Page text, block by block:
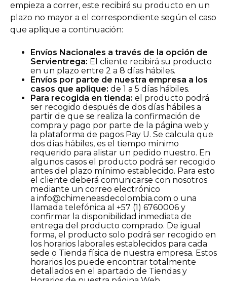
empieza a correr, este recibirá su producto en un
plazo no mayor a el correspondiente según el caso
que aplique a continuación:
Envíos Nacionales a través de la opción de
Servientrega: El cliente recibirá su producto
en un plazo entre 2 a 8 días hábiles.
Envíos por parte de nuestra empresa a los
casos que aplique: de 1 a 5 días hábiles.
Para recogida en tienda: el producto podrá
ser recogido después de dos días hábiles a
partir de que se realiza la confirmación de
compra y pago por parte de la página web y
la plataforma de pagos Pay U. Se calcula que
dos días hábiles, es el tiempo mínimo
requerido para alistar un pedido nuestro. En
algunos casos el producto podrá ser recogido
antes del plazo mínimo establecido. Para esto
el cliente deberá comunicarse con nosotros
mediante un correo electrónico
a info@chimeneasdecolombia.com o una
llamada telefónica al +57 (1) 6760006 y
confirmar la disponibilidad inmediata de
entrega del producto comprado. De igual
forma, el producto solo podrá ser recogido en
los horarios laborales establecidos para cada
sede o Tienda física de nuestra empresa. Estos
horarios los puede encontrar totalmente
detallados en el apartado de Tiendas y